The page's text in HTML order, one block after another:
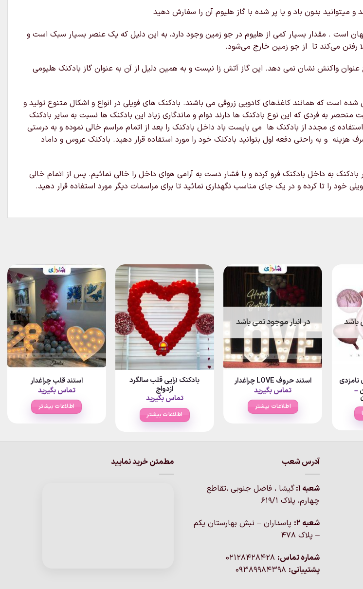
بدون باد و یا پر شده با گاز هلیوم آن را سفارش دهید
است . مقدار بسیار کمی از هلیوم در جو زمین وجود دارد، به این دلیل که یک عنصر بسیار سبک است و
رفتن می‌کند تا از جو زمین خارج می‌شود.
واکنش نشان نمی دهد. این گاز آتش زا نیست و به همین دلیل از آن به عنوان گاز بادکنک هلیومی
است که همانند کاغذهای کادویی زروقی می باشند. بادکنک های فویلی در انواع و اشکال متنوع تولید و
به فردی که این نوع بادکنک ها دارند دوام و ماندگاری زیاد این بادکنک ها نسبت به سایر بادکنک
ی مجدد از بادکنک ها می بایست باد داخل بادکنک را بعد از اتمام مراسم خالی نموده و به درستی
و به راحتی دفعه اول بتوانید بادکنک خود را مورد استفاده قرار دهید. بادکنک عروس و داماد
به داخل بادکنک فرو کرده و با فشار دست به آرامی هوای داخل را خالی نمائیم. پس از اتمام خالی
خود را تا کرده و در یک جای مناسب نگهداری نمائید تا برای مراسمات دیگر مورد استفاده قرار دهید.
باشد
–
Price
range:
through
۲,۵۸۰,۰۰۰تومان
در انبار موجود نمی باشد
استند حروف LOVE چراغدار
تماس بگیرید
اطلاعات بیشتر
بادکنک آرایی قلب سالگرد
ازدواج
تماس بگیرید
اطلاعات بیشتر
استند قلب چراغدار
تماس بگیرید
اطلاعات بیشتر
آدرس شعب
شعبه 1:
گيشا ، فاضل جنوبی ،تقاطع
چهارم، پلاک 619/1
شعبه 2:
پاسداران – نبش بهارستان یکم
– پلاک ۴۷۸
شماره تماس:
پشتیبانی:
مطمئن خرید نمایید